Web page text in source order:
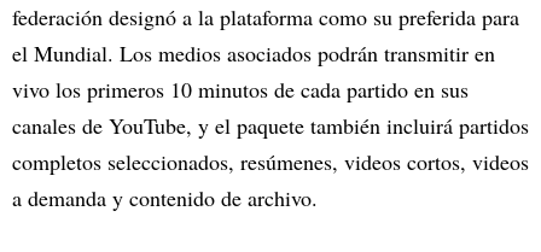
federación designó a la plataforma como su preferida para
el Mundial. Los medios asociados podrán transmitir en
vivo los primeros 10 minutos de cada partido en sus
canales de YouTube, y el paquete también incluirá partidos
completos seleccionados, resúmenes, videos cortos, videos
a demanda y contenido de archivo.